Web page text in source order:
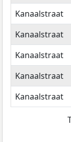
Kanaalstraat
Kanaalstraat
Kanaalstraat
Kanaalstraat
Kanaalstraat